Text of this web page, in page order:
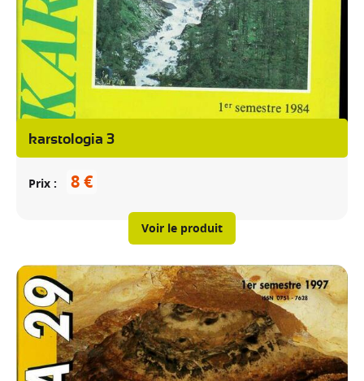
karstologia 3
Prix 8 €
Voir le produit